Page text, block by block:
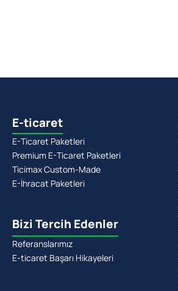
E-ticaret
E-Ticaret Paketleri
Premium E-Ticaret Paketleri
Ticimax Custom-Made
E-İhracat Paketleri
Bizi Tercih Edenler
Referanslarımız
E-ticaret Başarı Hikayeleri